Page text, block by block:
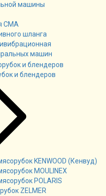
машины
СМА
шланга
машин
и блендеров
KENWOOD (Кенвуд)
MOULINEX
POLARIS
ZELMER